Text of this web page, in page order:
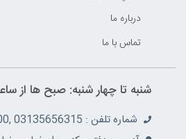
درباره ما
تماس با ما
شنبه تا چهار شنبه: صبح ها از ساعت 8.30 الي 14.00 و بعداظهر ها 16 الي 19.30 پنج شنبه ها از ساعت 8.30
شماره تلفن : 03135656315 ,03135657355,03135656304,03135657300